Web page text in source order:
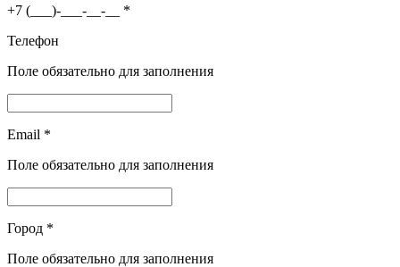
+7 (___)-___-__-__ *
Телефон
Поле обязательно для заполнения
Email *
Поле обязательно для заполнения
Город *
Поле обязательно для заполнения